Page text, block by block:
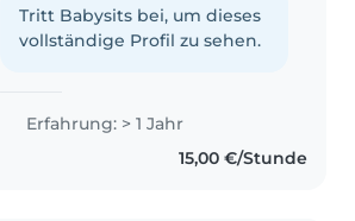
all ages, from babies to
teenagers. I have a little sister
Tritt Babysits bei, um dieses
vollständige Profil zu sehen.
Erfahrung: > 1 Jahr
15,00 €/Stunde